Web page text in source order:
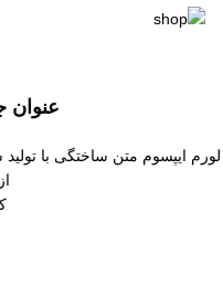
عنوان
لورم ایپسوم متن ساختگی با